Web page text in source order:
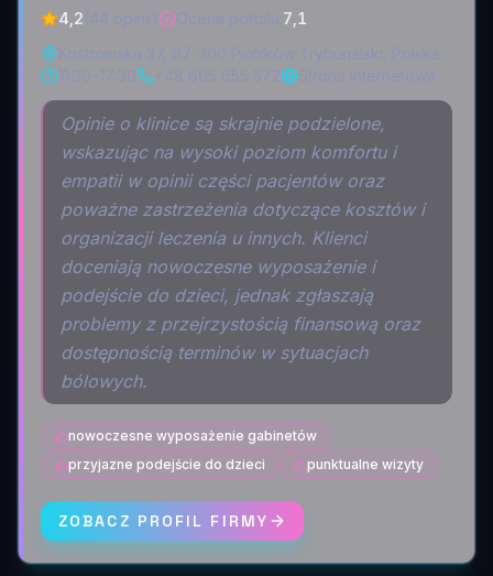
4,2
7,1
Opinie o klinice są skrajnie podzielone,
wskazując na wysoki poziom komfortu i
empatii w opinii części pacjentów oraz
poważne zastrzeżenia dotyczące kosztów i
organizacji leczenia u innych. Klienci
doceniają nowoczesne wyposażenie i
podejście do dzieci, jednak zgłaszają
problemy z przejrzystością finansową oraz
dostępnością terminów w sytuacjach
bólowych.
nowoczesne wyposażenie gabinetów
przyjazne podejście do dzieci
punktualne wizyty
ZOBACZ PROFIL FIRMY